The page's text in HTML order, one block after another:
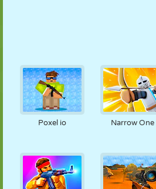
Poxel io Narrow One